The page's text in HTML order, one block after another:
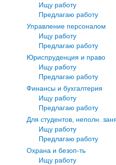
Ищу работу
Предлагаю работу
Управление персоналом
Ищу работу
Предлагаю работу
Юриспруденция и право
Ищу работу
Предлагаю работу
Финансы и бухгалтерия
Ищу работу
Предлагаю работу
Для студентов, неполн.
Ищу работу
Предлагаю работу
Охрана и безоп-ть
Ищу работу